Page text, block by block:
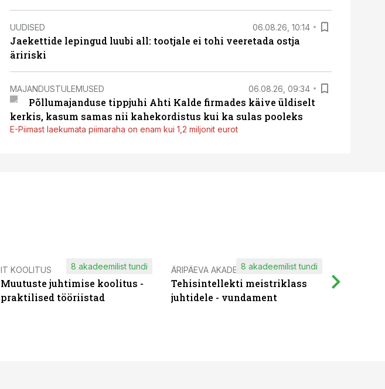
UUDISED 06.08.26, 10:14
Jaekettide lepingud luubi all: tootjale ei tohi veeretada ostja
äririski
MAJANDUSTULEMUSED 06.08.26, 09:34
Põllumajanduse tippjuhi Ahti Kalde firmades käive üldiselt
kerkis, kasum samas nii kahekordistus kui ka sulas pooleks
E-Piimast laekumata piimaraha on enam kui 1,2 miljonit eurot
IT KOOLITUS
Muutuste juhtimise koolitus -
praktilised tööriistad
8 akadeemilist tundi ÄRIPÄEVA AKADEEMIA
Tehisintellekti meistriklass
juhtidele - vundament
8 akadeemilist tundi